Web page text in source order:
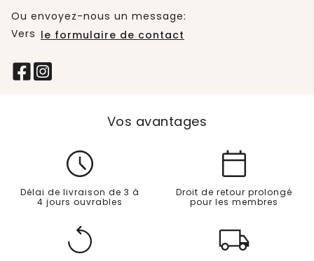
Ou envoyez-nous un message:
Vers le formulaire de contact
Vos avantages
Délai de livraison de 3 à
4 jours ouvrables
Droit de retour prolongé
pour les membres